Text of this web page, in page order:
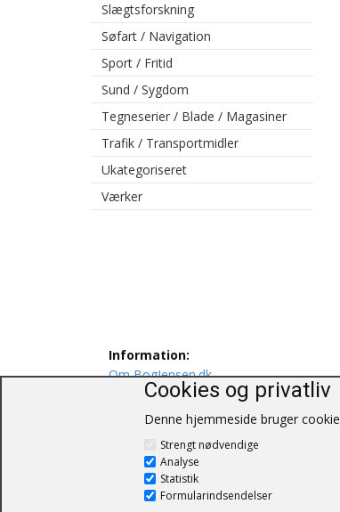
Slægtsforskning
Søfart / Navigation
Sport / Fritid
Sund / Sygdom
Tegneserier / Blade / Magasiner
Trafik / Transportmidler
Ukategoriseret
Værker
Information:
Om BogJensen.dk
Levering
Persondatapolitik
Salgs og leveringsbetingelser
Kontakt os
Cookies og privatliv
Denne hjemmeside bruger
Strengt nødvendige
Analyse
Statistik
Formularindsendelser